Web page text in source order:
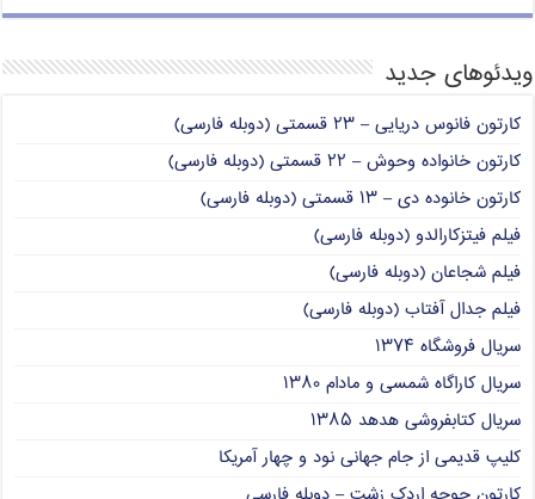
ویدئوهای جدید
کارتون فانوس دریایی – ۲۳ قسمتی (دوبله فارسی)
کارتون خانواده وحوش – ۲۲ قسمتی (دوبله فارسی)
کارتون خانوده دی – ۱۳ قسمتی (دوبله فارسی)
فیلم فیتزکارالدو (دوبله فارسی)
فیلم شجاعان (دوبله فارسی)
فیلم جدال آفتاب (دوبله فارسی)
سریال فروشگاه ۱۳۷۴
سریال کاراگاه شمسی و مادام ۱۳۸۰
سریال کتابفروشی هدهد ۱۳۸۵
کلیپ قدیمی از جام جهانی نود و چهار آمریکا